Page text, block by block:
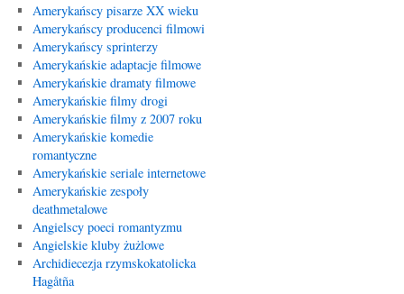
Amerykańscy pisarze XX wieku
Amerykańscy producenci filmowi
Amerykańscy sprinterzy
Amerykańskie adaptacje filmowe
Amerykańskie dramaty filmowe
Amerykańskie filmy drogi
Amerykańskie filmy z 2007 roku
Amerykańskie komedie
romantyczne
Amerykańskie seriale internetowe
Amerykańskie zespoły
deathmetalowe
Angielscy poeci romantyzmu
Angielskie kluby żużlowe
Archidiecezja rzymskokatolicka
Hagåtña